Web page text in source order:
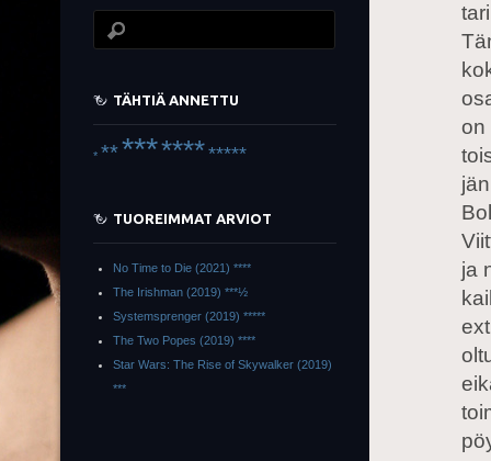
on
ja
TÄHTIÄ ANNETTU
* **************
TUOREIMMAT ARVIOT
No Time to Die (2021) ****
The Irishman (2019) ***½
Systemsprenger (2019) *****
The Two Popes (2019) ****
Star Wars: The Rise of Skywalker (2019)
***